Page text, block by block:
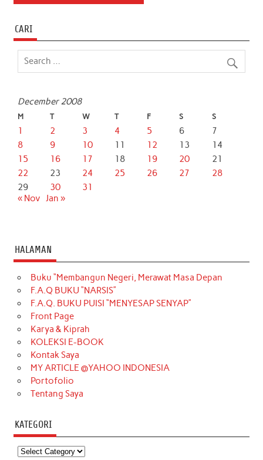
CARI
December 2008
M T W T F S S
1 2 3 4 5 6
7
8
9 10 11 12 13
14
15
16 17 18 19 20
21
22
23 24 25 26 27
28
29
30
31
« Nov Jan »
HALAMAN
Buku “Membangun Negeri, Merawat Masa Depan
F.A.Q BUKU “NARSIS”
F.A.Q. BUKU PUISI “MENYESAP SENYAP”
Front Page
Karya & Kiprah
KOLEKSI E-BOOK
Kontak Saya
MY ARTICLE @YAHOO INDONESIA
Portofolio
Tentang Saya
KATEGORI
Kategori